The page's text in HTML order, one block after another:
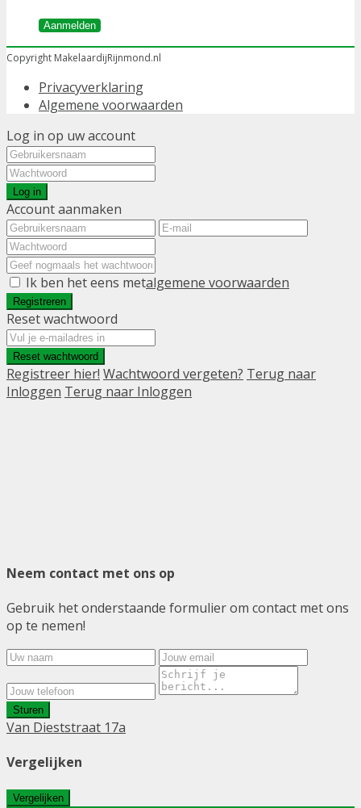
Aanmelden
Copyright MakelaardijRijnmond.nl
Privacyverklaring
Algemene voorwaarden
Log in op uw account
Log in
Account aanmaken
Ik ben het eens metalgemene voorwaarden
Registreren
Reset wachtwoord
Reset wachtwoord
Registreer hier! Wachtwoord vergeten? Terug naar
Inloggen Terug naar Inloggen
Neem contact met ons op
Gebruik het onderstaande formulier om contact met ons
op te nemen!
Sturen
Van Dieststraat 17a
Vergelijken
Vergelijken